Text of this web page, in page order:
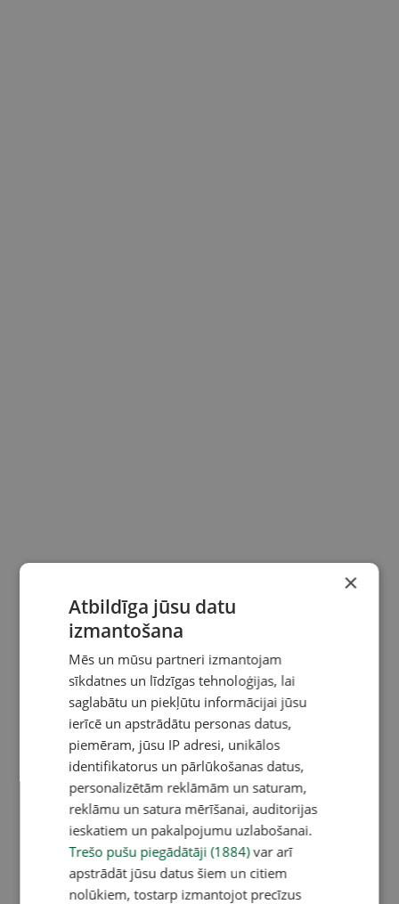
×
Atbildīga jūsu datu
izmantošana
Mēs un mūsu partneri izmantojam
sīkdatnes un līdzīgas tehnoloģijas, lai
saglabātu un piekļūtu informācijai jūsu
ierīcē un apstrādātu personas datus,
piemēram, jūsu IP adresi, unikālos
identifikatorus un pārlūkošanas datus,
personalizētām reklāmām un saturam,
reklāmu un satura mērīšanai, auditorijas
ieskatiem un pakalpojumu uzlabošanai.
Trešo pušu piegādātāji (1884)var arī
apstrādāt jūsu datus šiem un citiem
nolūkiem, tostarp izmantojot precīzus